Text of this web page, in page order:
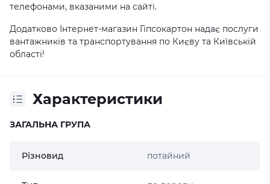
телефонами, вказаними на сайті.
Додатково Інтернет-магазин Гіпсокартон надає послуги
вантажників та транспортування по Києву та Київській
області!
Характеристики
ЗАГАЛЬНА ГРУПА
Різновид потайний